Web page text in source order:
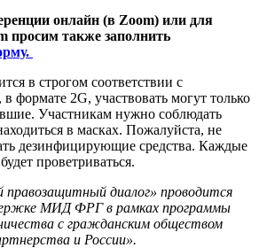
онлайн (в Zoom) или для
просим также заполнить
в строгом соответствии с
формате 2G, участвовать могут только
Участникам нужно соблюдать
в масках. Пожалуйста, не
дезинфицирующие средства. Каждые
проветриваться.
правозащитный диалог» проводится
МИД ФРГ в рамках программы
с гражданским обществом
и России».